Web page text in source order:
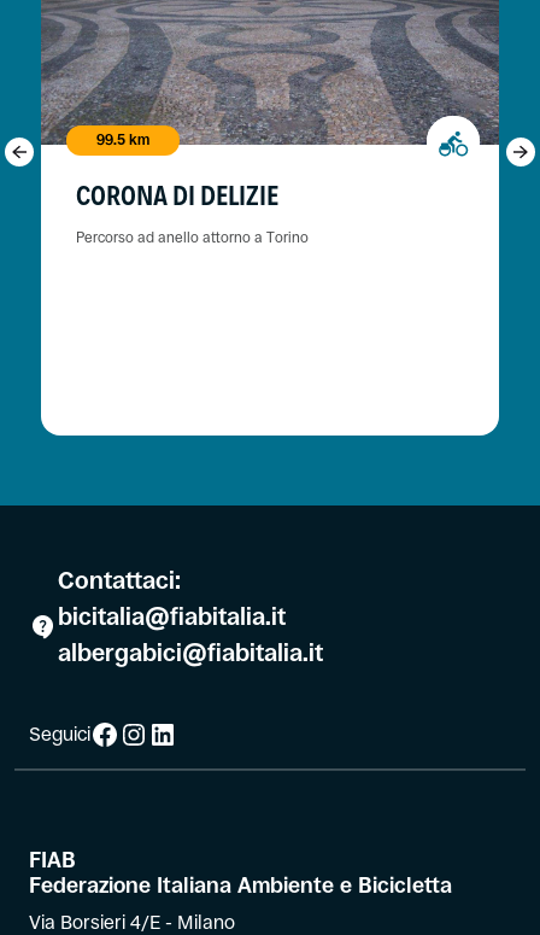
99.5 km
CORONA DI DELIZIE
Percorso ad anello attorno a Torino
Contattaci:
bicitalia@fiabitalia.it
albergabici@fiabitalia.it
SeguiciFacebook
Instagram
LinkedIn
FIAB
Federazione Italiana Ambiente e Bicicletta
Via Borsieri 4/E - Milano